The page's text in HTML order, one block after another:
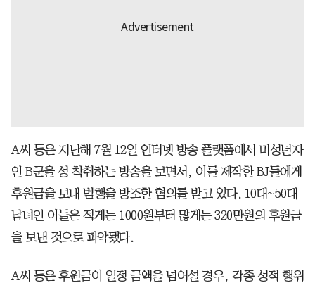
A씨 등은 지난해 7월 12일 인터넷 방송 플랫폼에서 미성년자
인 B군을 성 착취하는 방송을 보면서, 이를 제작한 BJ들에게
후원금을 보내 범행을 방조한 혐의를 받고 있다. 10대~50대
남녀인 이들은 적게는 1000원부터 많게는 320만원의 후원금
을 보낸 것으로 파악됐다.
A씨 등은 후원금이 일정 금액을 넘어설 경우, 각종 성적 행위